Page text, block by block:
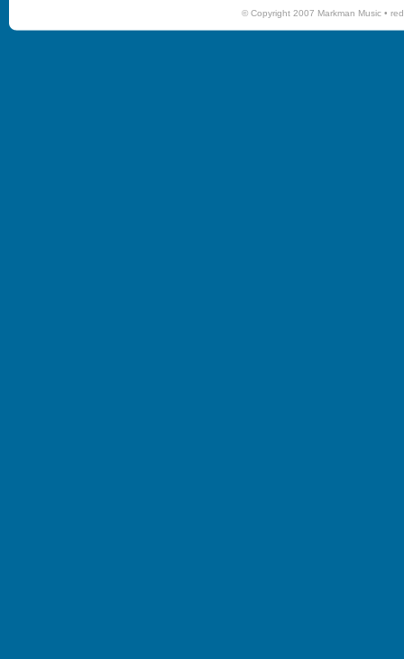
© Copyright 2007 Markman Music •